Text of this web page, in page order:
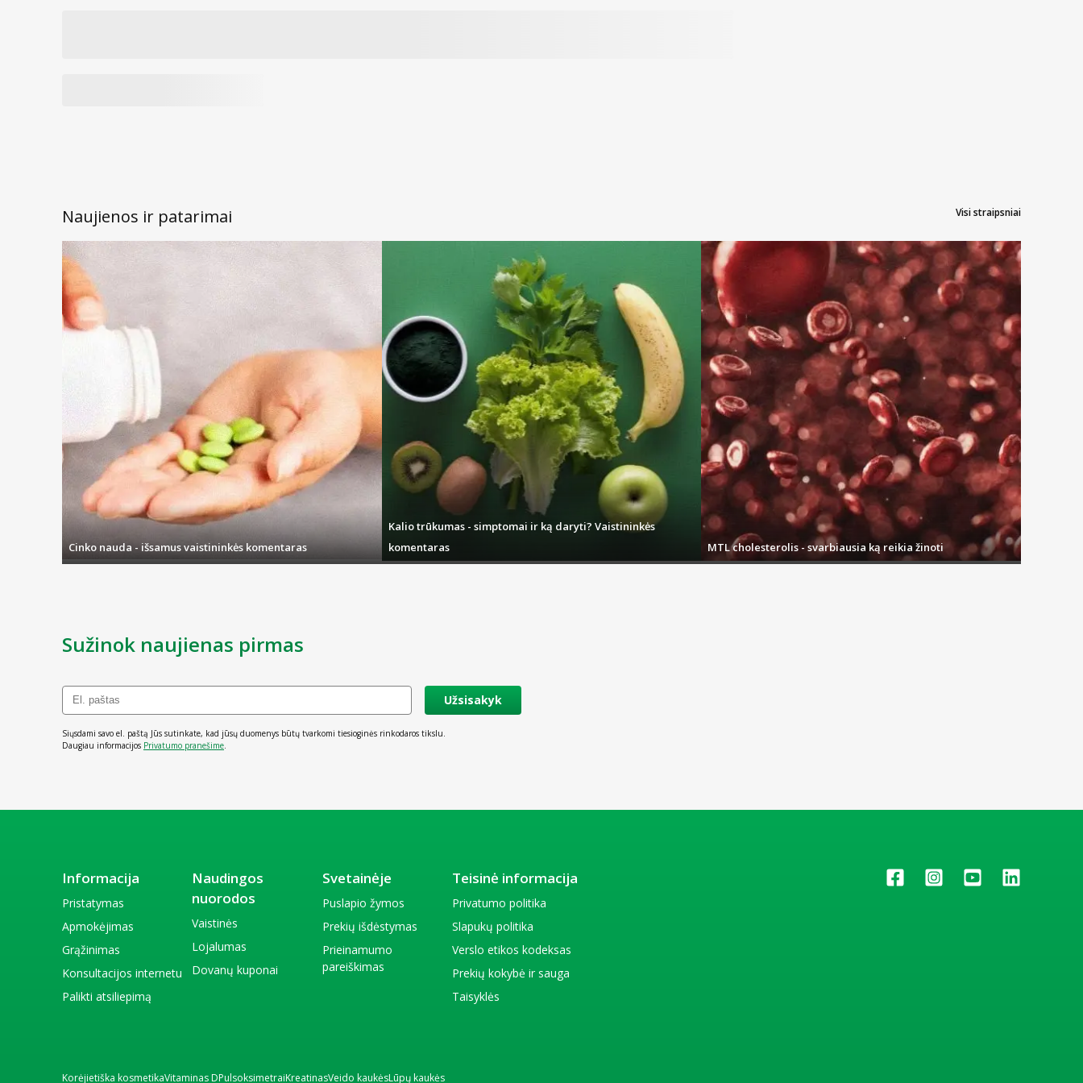
Naujienos ir patarimai Visi straipsniai
Cinko nauda - išsamus vaistininkės komentaras
Kalio trūkumas - simptomai ir ką daryti? Vaistininkės
komentaras
MTL cholesterolis - svarbiausia ką reikia žinoti
Sužinok naujienas pirmas
Užsisakyk
Siųsdami savo el. paštą Jūs sutinkate, kad jūsų duomenys būtų tvarkomi tiesioginės rinkodaros tikslu.
Daugiau informacijos Privatumo pranešime
Informacija
Pristatymas
Apmokėjimas
Grąžinimas
Konsultacijos internetu
Palikti atsiliepimą
Naudingos
nuorodos
Vaistinės
Lojalumas
Dovanų kuponai
Svetainėje
Puslapio žymos
Prekių išdėstymas
Prieinamumo
pareiškimas
Teisinė informacija
Privatumo politika
Slapukų politika
Verslo etikos kodeksas
Prekių kokybė ir sauga
Taisyklės
Korėjietiška kosmetikaVitaminas DPulsoksimetraiKreatinasVeido kaukėsLūpų kaukės